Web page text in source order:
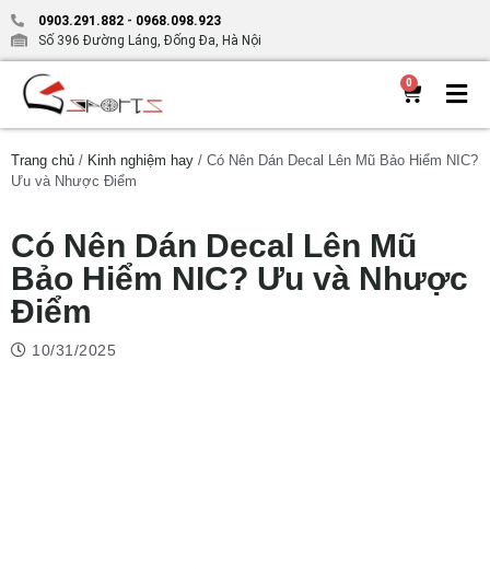
0903.291.882 - 0968.098.923
Số 396 Đường Láng, Đống Đa, Hà Nội
0
Trang chủ / Kinh nghiệm hay / Có Nên Dán Decal Lên Mũ Bảo Hiểm NIC?
Ưu và Nhược Điểm
Có Nên Dán Decal Lên Mũ
Bảo Hiểm NIC? Ưu và Nhược
Điểm
10/31/2025